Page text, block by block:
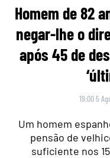
Homem de 82
negar-lhe o
após 45 de
19:00 5
Um homem
pensão de
suficiente nos